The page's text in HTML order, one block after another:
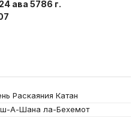
24 ава 5786 г.
Раскаяния Катан
А-Шана ла-Бехемот